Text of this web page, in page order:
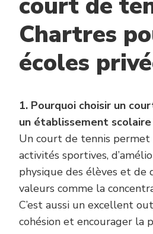
court de
Chartres
écoles
1. Pourquoi choisir un
un établissement scolaire
Un court de tennis permet
activités sportives,
physique des élèves et de
valeurs comme la
C’est aussi un excellent
cohésion et encourager la